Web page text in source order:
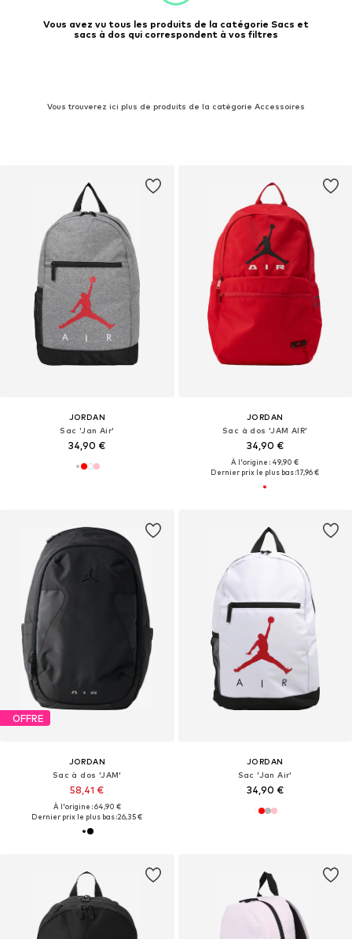
Vous avez vu tous les produits de la catégorie Sacs et
sacs à dos qui correspondent à vos filtres
Vous trouverez ici plus de produits de la catégorie Accessoires
JORDAN
Sac 'Jan Air'
34,90 €
JORDAN
Sac à dos 'JAM AIR'
34,90 €
À l'origine : 49,90 €
Dernier prix le plus bas :17,96 €
OFFRE
JORDAN
Sac à dos 'JAM'
58,41 €
À l'origine : 64,90 €
Dernier prix le plus bas :26,35 €
JORDAN
Sac 'Jan Air'
34,90 €